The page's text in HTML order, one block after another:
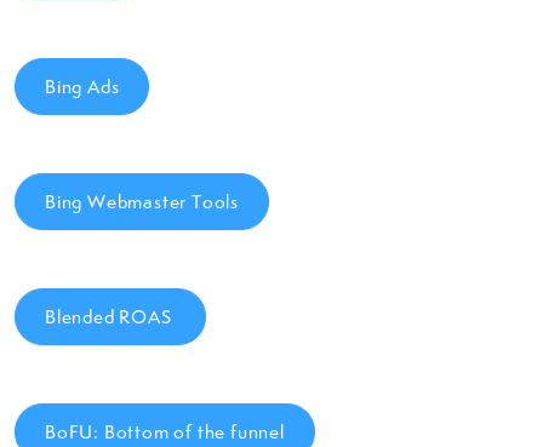
Bing Ads
Bing Webmaster Tools
Blended ROAS
BoFU: Bottom of the funnel